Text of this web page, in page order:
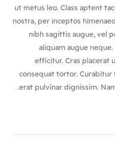
ut metus leo. Class aptent
nostra, per inceptos
nibh sagittis augue, vel
aliquam augue
efficitur. Cras placerat
consequat tortor. Curabitur
erat pulvinar dignissim.